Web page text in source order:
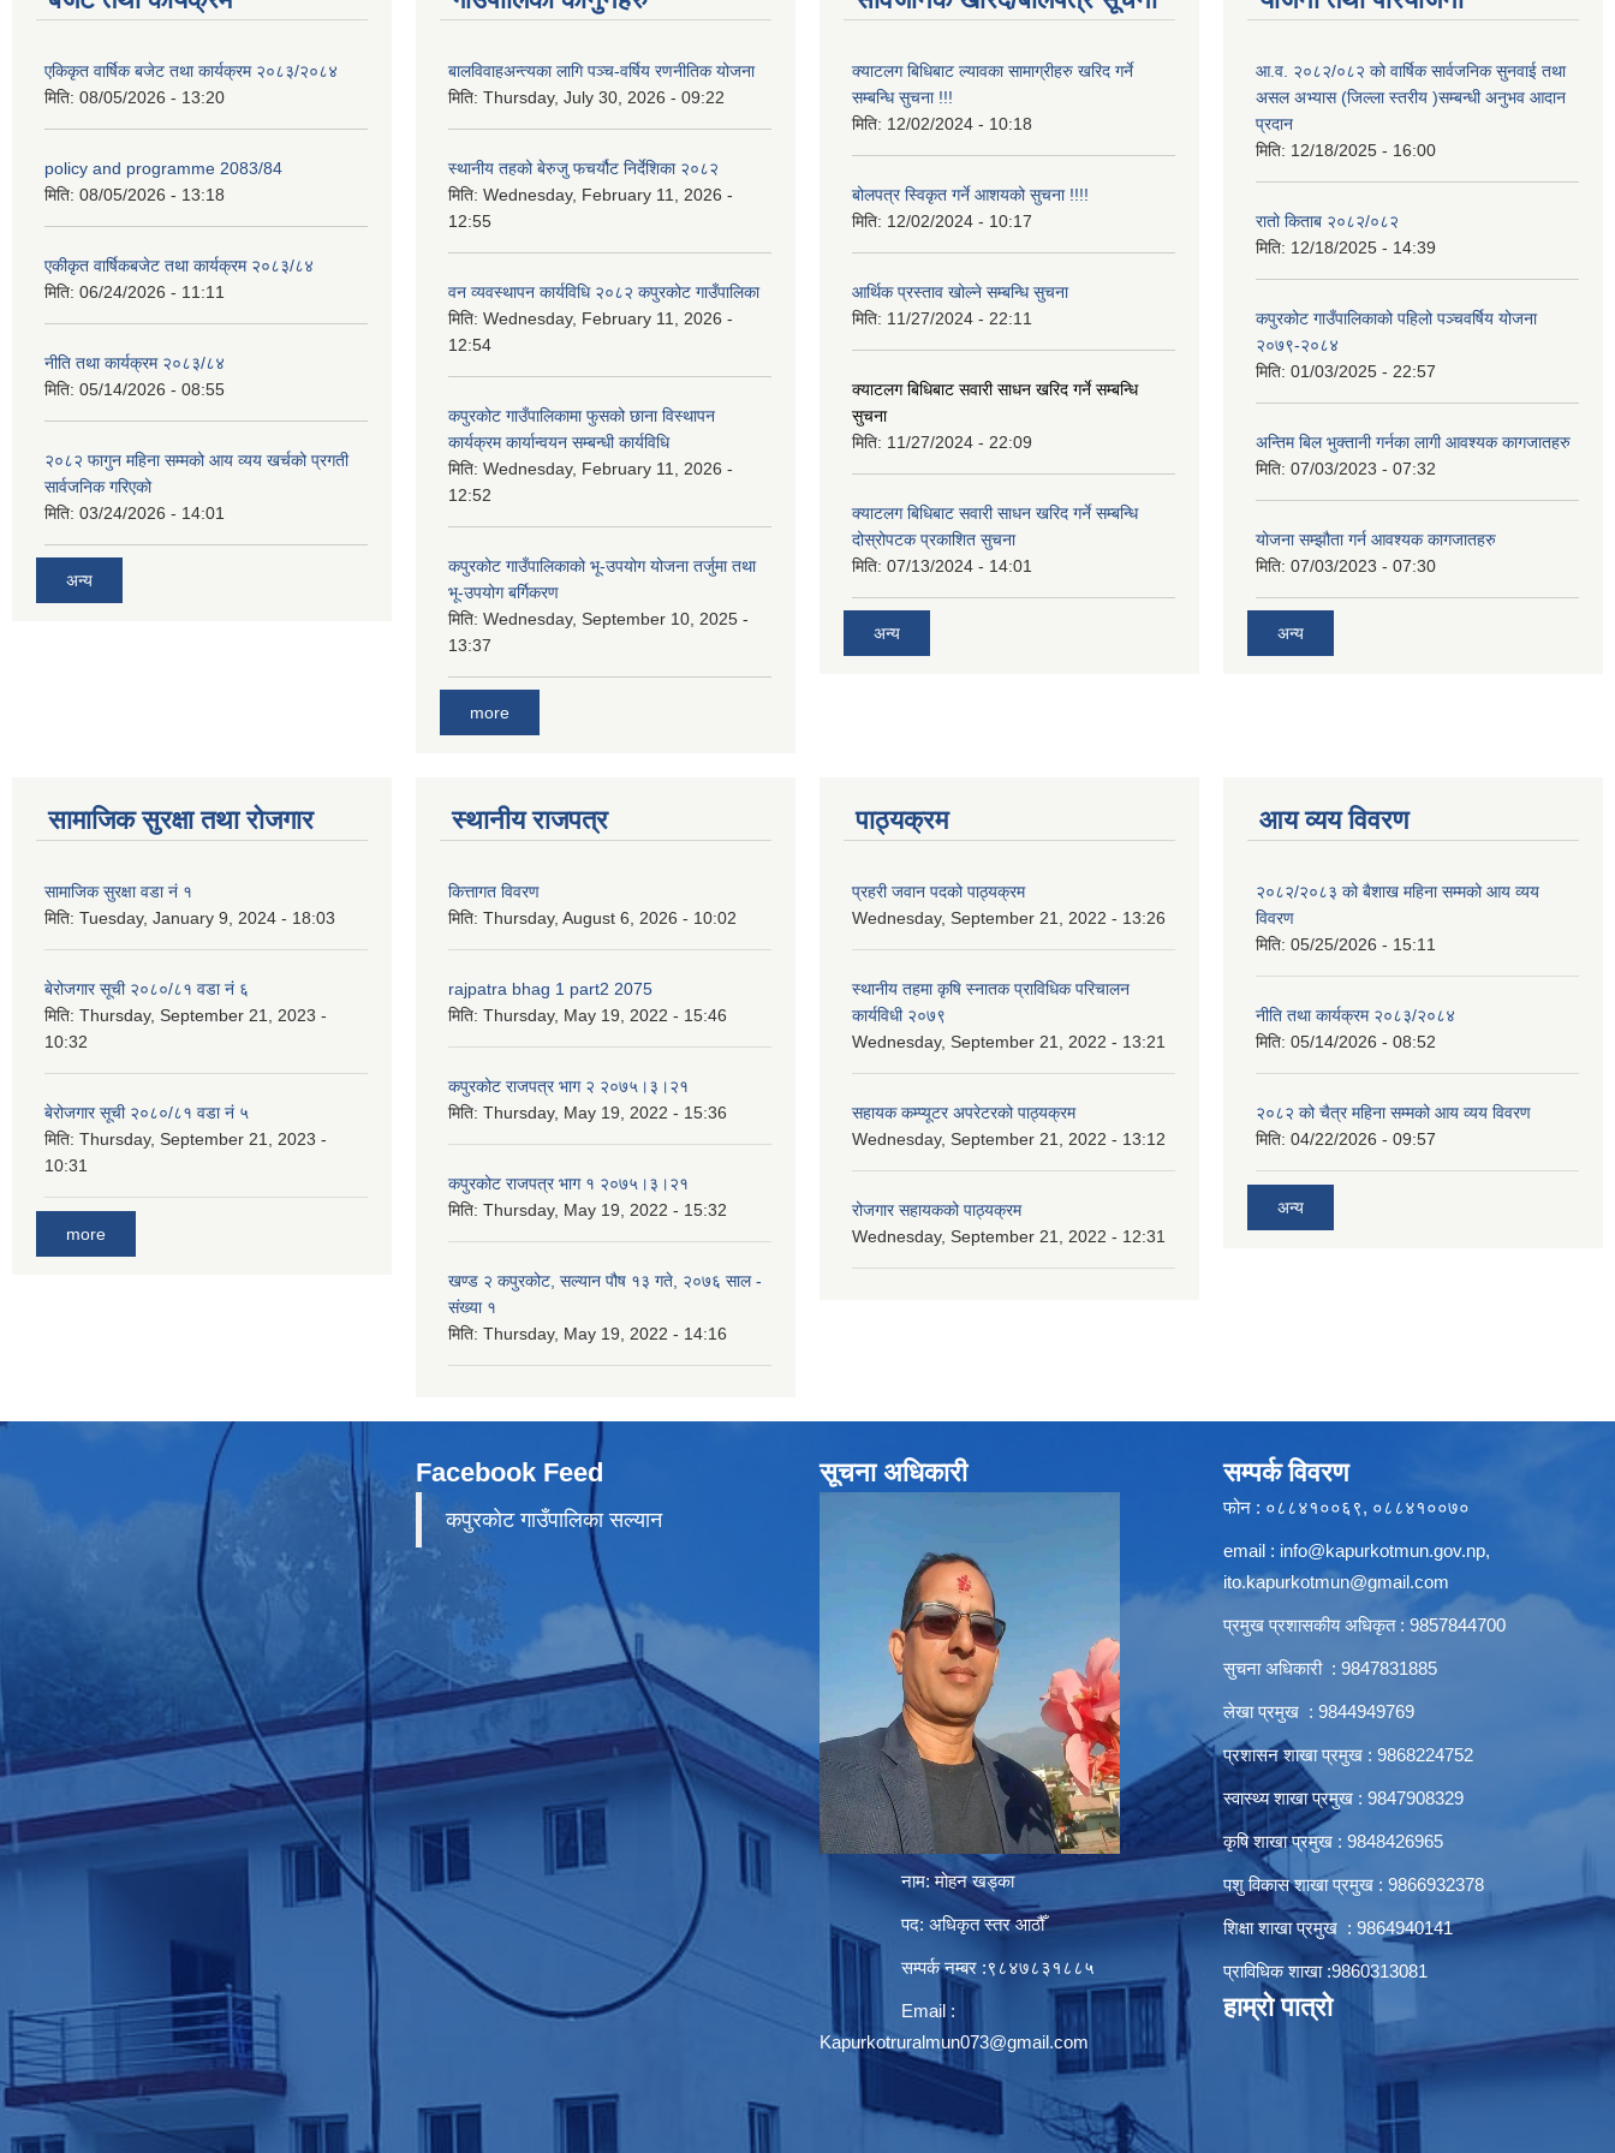
एकिकृत वार्षिक बजेट तथा कार्यक्रम २०८३/२०८४
मिति: 08/05/2026 - 13:20
policy and programme 2083/84
मिति: 08/05/2026 - 13:18
एकीकृत वार्षिकबजेट तथा कार्यक्रम २०८३/८४
मिति: 06/24/2026 - 11:11
नीति तथा कार्यक्रम २०८३/८४
मिति: 05/14/2026 - 08:55
२०८२ फागुन महिना सम्मको आय व्यय खर्चको प्रगती
सार्वजनिक गरिएको
मिति: 03/24/2026 - 14:01
अन्य
बालविवाहअन्त्यका लागि पञ्च-वर्षिय रणनीतिक योजना
मिति: Thursday, July 30, 2026 - 09:22
स्थानीय तहको बेरुजु फचर्यौट निर्देशिका २०८२
मिति: Wednesday, February 11, 2026 -
12:55
वन व्यवस्थापन कार्यविधि २०८२ कपुरकोट गाउँपालिका
मिति: Wednesday, February 11, 2026 -
12:54
कपुरकोट गाउँपालिकामा फुसको छाना विस्थापन
कार्यक्रम कार्यान्वयन सम्बन्धी कार्यविधि
मिति: Wednesday, February 11, 2026 -
12:52
कपुरकोट गाउँपालिकाको भू-उपयोग योजना तर्जुमा तथा
भू-उपयोग बर्गिकरण
मिति: Wednesday, September 10, 2025 -
13:37
more
क्याटलग बिधिबाट ल्यावका सामाग्रीहरु खरिद गर्ने
सम्बन्धि सुचना !!!
मिति: 12/02/2024 - 10:18
बोलपत्र स्विकृत गर्ने आशयको सुचना !!!!
मिति: 12/02/2024 - 10:17
आर्थिक प्रस्ताव खोल्ने सम्बन्धि सुचना
मिति: 11/27/2024 - 22:11
क्याटलग बिधिबाट सवारी साधन खरिद गर्ने सम्बन्धि
सुचना
मिति: 11/27/2024 - 22:09
क्याटलग बिधिबाट सवारी साधन खरिद गर्ने सम्बन्धि
दोस्रोपटक प्रकाशित सुचना
मिति: 07/13/2024 - 14:01
अन्य
आ.व. २०८२/०८२ को वार्षिक सार्वजनिक सुनवाई तथा
असल अभ्यास (जिल्ला स्तरीय )सम्बन्धी अनुभव आदान
प्रदान
मिति: 12/18/2025 - 16:00
रातो किताब २०८२/०८२
मिति: 12/18/2025 - 14:39
कपुरकोट गाउँपालिकाको पहिलो पञ्चवर्षिय योजना
२०७९-२०८४
मिति: 01/03/2025 - 22:57
अन्तिम बिल भुक्तानी गर्नका लागी आवश्यक कागजातहरु
मिति: 07/03/2023 - 07:32
योजना सम्झौता गर्न आवश्यक कागजातहरु
मिति: 07/03/2023 - 07:30
अन्य
सामाजिक सुरक्षा तथा रोजगार
सामाजिक सुरक्षा वडा नं १
मिति: Tuesday, January 9, 2024 - 18:03
बेरोजगार सूची २०८०/८१ वडा नं ६
मिति: Thursday, September 21, 2023 -
10:32
बेरोजगार सूची २०८०/८१ वडा नं ५
मिति: Thursday, September 21, 2023 -
10:31
more
स्थानीय राजपत्र
कित्तागत विवरण
मिति: Thursday, August 6, 2026 - 10:02
rajpatra bhag 1 part2 2075
मिति: Thursday, May 19, 2022 - 15:46
कपुरकोट राजपत्र भाग २ २०७५।३।२१
मिति: Thursday, May 19, 2022 - 15:36
कपुरकोट राजपत्र भाग १ २०७५।३।२१
मिति: Thursday, May 19, 2022 - 15:32
खण्ड २ कपुरकोट, सल्यान पौष १३ गते, २०७६ साल -
संख्या १
मिति: Thursday, May 19, 2022 - 14:16
पाठ्यक्रम
प्रहरी जवान पदको पाठ्यक्रम
Wednesday, September 21, 2022 - 13:26
स्थानीय तहमा कृषि स्नातक प्राविधिक परिचालन
कार्यविधी २०७९
Wednesday, September 21, 2022 - 13:21
सहायक कम्प्यूटर अपरेटरको पाठ्यक्रम
Wednesday, September 21, 2022 - 13:12
रोजगार सहायकको पाठ्यक्रम
Wednesday, September 21, 2022 - 12:31
आय व्यय विवरण
२०८२/२०८३ को बैशाख महिना सम्मको आय व्यय
विवरण
मिति: 05/25/2026 - 15:11
नीति तथा कार्यक्रम २०८३/२०८४
मिति: 05/14/2026 - 08:52
२०८२ को चैत्र महिना सम्मको आय व्यय विवरण
मिति: 04/22/2026 - 09:57
अन्य
Facebook Feed
कपुरकाेट गाउँपालिका सल्यान
सूचना अधिकारी
नाम: मोहन खड्का
पद: अधिकृत स्तर आठौँ
सम्पर्क नम्बर :९८४७८३१८८५
Email :
Kapurkotruralmun073@gmail.com
सम्पर्क विवरण
फोन : ०८८४१००६९, ०८८४१००७०
email : info@kapurkotmun.gov.np,
ito.kapurkotmun@gmail.com
प्रमुख प्रशासकीय अधिकृत : 9857844700
सुचना अधिकारी : 9847831885
लेखा प्रमुख : 9844949769
प्रशासन शाखा प्रमुख : 9868224752
स्वास्थ्य शाखा प्रमुख : 9847908329
कृषि शाखा प्रमुख : 9848426965
पशु विकास शाखा प्रमुख : 9866932378
शिक्षा शाखा प्रमुख : 9864940141
प्राविधिक शाखा :9860313081
हाम्रो पात्रो